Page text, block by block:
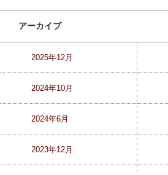
アーカイブ
2025年12月
2024年10月
2024年6月
2023年12月